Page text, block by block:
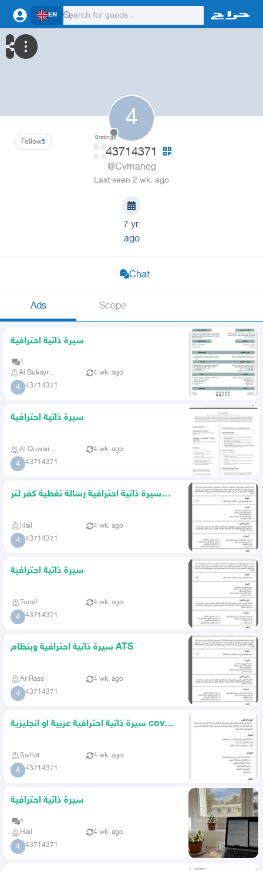
EN
4
5
Follow 0ratings
43714371
@Cvmaneg
Last seen 2 wk. ago
7 yr.
ago
Chat
Ads Scope
سيرة ذاتية احترافية
1
Al Bukayriyah
4 wk. ago
4 43714371
سيرة ذاتية احترافية
Al Quwaiiyah 4 wk. ago
4 43714371
سيرة ذاتية احترافية رسالة تغطية كفر لتر
Hail 4 wk. ago
4 43714371
سيرة ذاتية احترافية
Turaif 4 wk. ago
4 43714371
سيرة ذاتية احترافية وبنظام ATS
Ar Rass 4 wk. ago
4 43714371
سيرة ذاتية احترافية عربية او انجليزية cover
Saihat 4 wk. ago
4 43714371
سيرة ذاتية احترافية
1
Hail
4 wk. ago
4 43714371